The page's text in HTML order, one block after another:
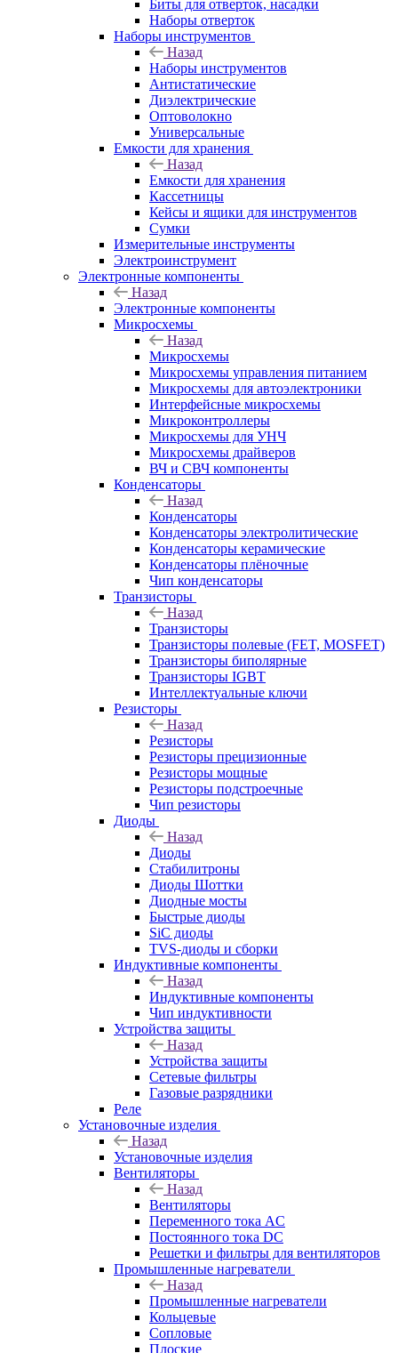
Биты для отверток, насадки
Наборы отверток
Наборы инструментов
Назад
Наборы инструментов
Антистатические
Диэлектрические
Оптоволокно
Универсальные
Емкости для хранения
Назад
Емкости для хранения
Кассетницы
Кейсы и ящики для инструментов
Сумки
Измерительные инструменты
Электроинструмент
Электронные компоненты
Назад
Электронные компоненты
Микросхемы
Назад
Микросхемы
Микросхемы управления питанием
Микросхемы для автоэлектроники
Интерфейсные микросхемы
Микроконтроллеры
Микросхемы для УНЧ
Микросхемы драйверов
ВЧ и СВЧ компоненты
Конденсаторы
Назад
Конденсаторы
Конденсаторы электролитические
Конденсаторы керамические
Конденсаторы плёночные
Чип конденсаторы
Транзисторы
Назад
Транзисторы
Транзисторы полевые (FET, MOSFET)
Транзисторы биполярные
Транзисторы IGBT
Интеллектуальные ключи
Резисторы
Назад
Резисторы
Резисторы прецизионные
Резисторы мощные
Резисторы подстроечные
Чип резисторы
Диоды
Назад
Диоды
Стабилитроны
Диоды Шоттки
Диодные мосты
Быстрые диоды
SiC диоды
TVS-диоды и сборки
Индуктивные компоненты
Назад
Индуктивные компоненты
Чип индуктивности
Устройства защиты
Назад
Устройства защиты
Сетевые фильтры
Газовые разрядники
Реле
Установочные изделия
Назад
Установочные изделия
Вентиляторы
Назад
Вентиляторы
Переменного тока AC
Постоянного тока DC
Решетки и фильтры для вентиляторов
Промышленные нагреватели
Назад
Промышленные нагреватели
Кольцевые
Сопловые
Плоские